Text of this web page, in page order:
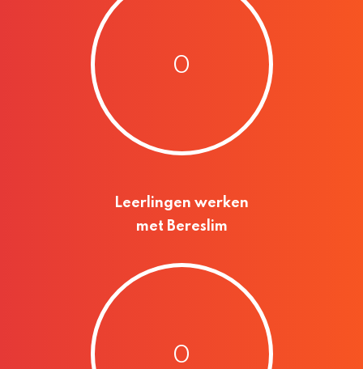
0
Leerlingen werken
met Bereslim
0